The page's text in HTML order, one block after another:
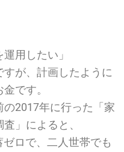
用したい」
すが、計画したように
です。
2017年に行った「家
」によると、
ロで、二人世帯でも